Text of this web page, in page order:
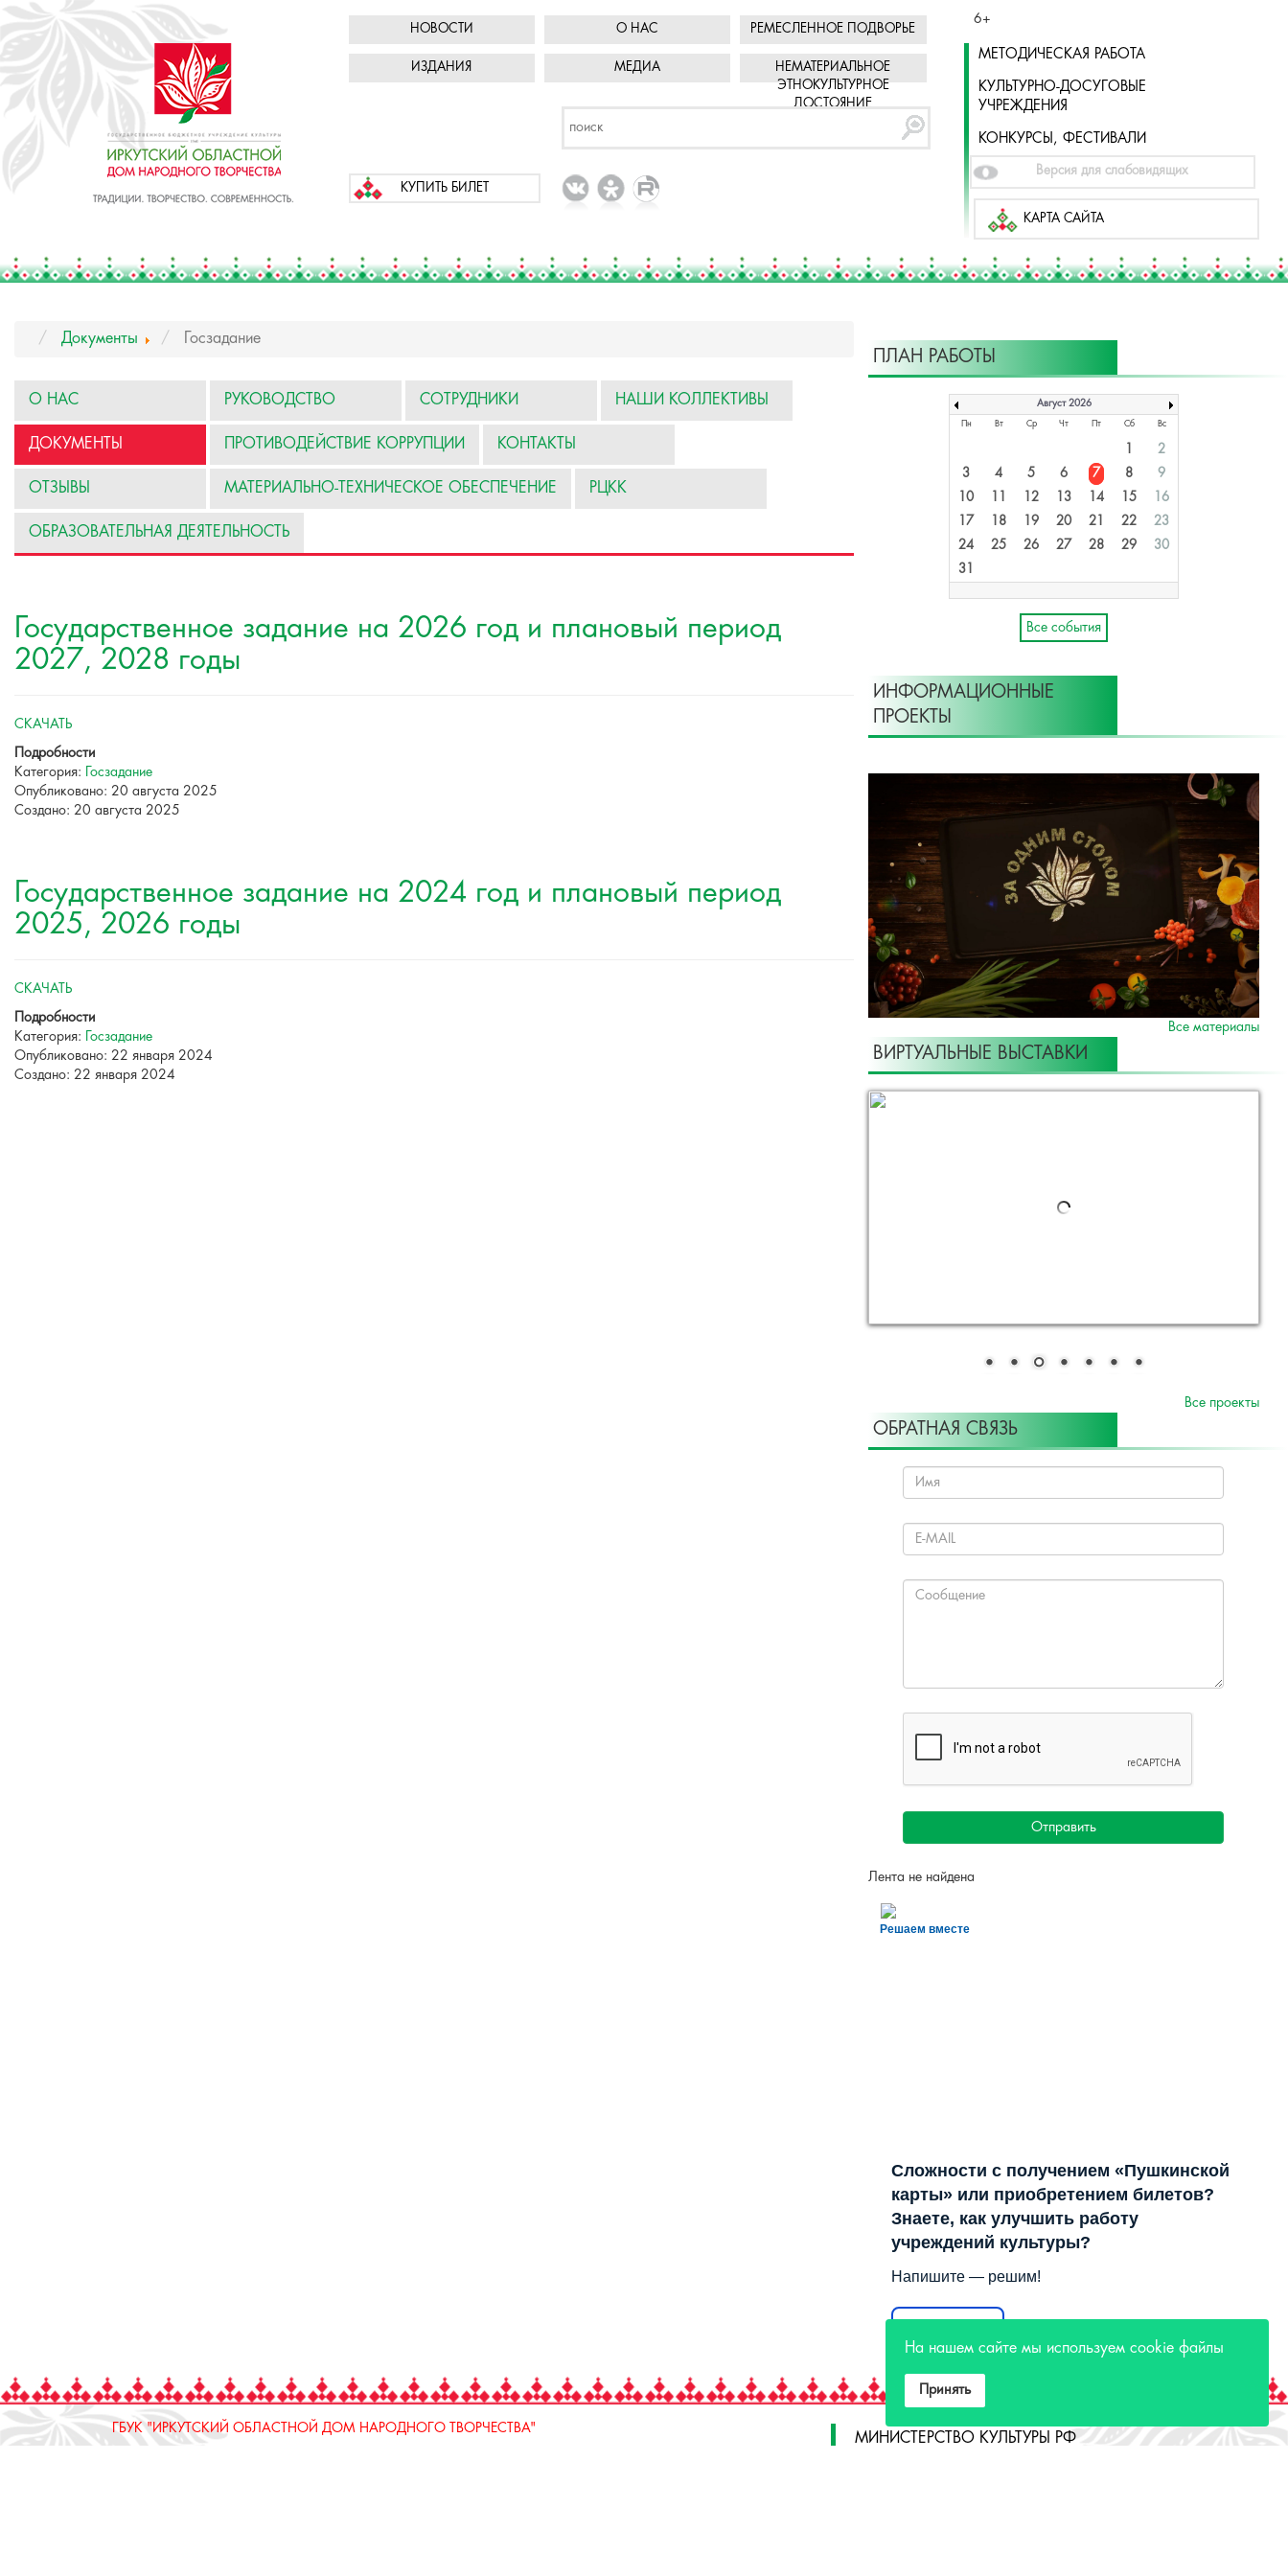
НОВОСТИ О НАС РЕМЕСЛЕННОЕ ПОДВОРЬЕ
ИЗДАНИЯ МЕДИА
НЕМАТЕРИАЛЬНОЕ
ЭТНОКУЛЬТУРНОЕ
ДОСТОЯНИЕ
КУПИТЬ БИЛЕТ
6+
МЕТОДИЧЕСКАЯ РАБОТА
КУЛЬТУРНО-ДОСУГОВЫЕ
УЧРЕЖДЕНИЯ
КОНКУРСЫ, ФЕСТИВАЛИ
Версия для слабовидящих
КАРТА САЙТА
Документы Госзадание
О НАС РУКОВОДСТВО СОТРУДНИКИ НАШИ КОЛЛЕКТИВЫ
ДОКУМЕНТЫ ПРОТИВОДЕЙСТВИЕ КОРРУПЦИИ КОНТАКТЫ
ОТЗЫВЫ МАТЕРИАЛЬНО-ТЕХНИЧЕСКОЕ ОБЕСПЕЧЕНИЕ РЦКК
ОБРАЗОВАТЕЛЬНАЯ ДЕЯТЕЛЬНОСТЬ
Государственное задание на 2026 год и плановый период
2027, 2028 годы
СКАЧАТЬ
Подробности
Категория:
Госзадание
Опубликовано: 20 августа 2025
Создано: 20 августа 2025
Государственное задание на 2024 год и плановый период
2025, 2026 годы
СКАЧАТЬ
Подробности
Категория:
Госзадание
Опубликовано: 22 января 2024
Создано: 22 января 2024
ПЛАН РАБОТЫ
Август 2026
Пн Вт Ср Чт Пт Сб Вс
1
2
3
4 5 6 7 8
9
10
11 12 13 14 15
16
17
18 19 20 21 22
23
24
25 26 27 28 29
30
31
Все события
ИНФОРМАЦИОННЫЕ
ПРОЕКТЫ
Все материалы
ВИРТУАЛЬНЫЕ ВЫСТАВКИ
Все проекты
ОБРАТНАЯ СВЯЗЬ
Отправить
Лента не найдена
Решаем вместе
Сложности с получением «Пушкинской
карты» или приобретением билетов?
Знаете, как улучшить работу
учреждений культуры?
Напишите — решим!
ГБУК "ИРКУТСКИЙ ОБЛАСТНОЙ ДОМ НАРОДНОГО ТВОРЧЕСТВА"
МИНИСТЕРСТВО КУЛЬТУРЫ РФ
На нашем сайте мы используем cookie файлы
Принять